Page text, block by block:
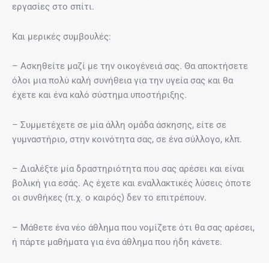
εργασίες στο σπίτι.
Και μερικές συμβουλές:
– Ασκηθείτε μαζί με την οικογένειά σας. Θα αποκτήσετε
όλοι μια πολύ καλή συνήθεια για την υγεία σας και θα
έχετε και ένα καλό σύστημα υποστήριξης.
– Συμμετέχετε σε μία άλλη ομάδα άσκησης, είτε σε
γυμναστήριο, στην κοινότητα σας, σε ένα σύλλογο, κλπ.
– Διαλέξτε μία δραστηριότητα που σας αρέσει και είναι
βολική για εσάς. Ας έχετε και εναλλακτικές λύσεις όποτε
οι συνθήκες (π.χ. ο καιρός) δεν το επιτρέπουν.
– Μάθετε ένα νέο άθλημα που νομίζετε ότι θα σας αρέσει,
ή πάρτε μαθήματα για ένα άθλημα που ήδη κάνετε.